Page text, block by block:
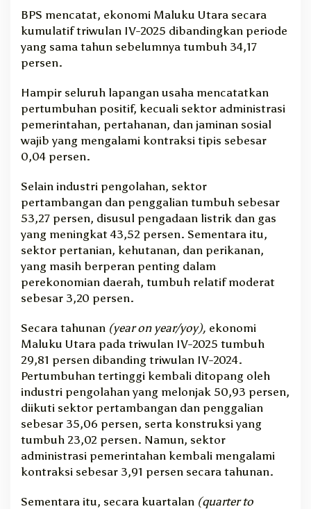
BPS mencatat, ekonomi Maluku Utara secara
kumulatif triwulan IV-2025 dibandingkan periode
yang sama tahun sebelumnya tumbuh 34,17
persen.
Hampir seluruh lapangan usaha mencatatkan
pertumbuhan positif, kecuali sektor administrasi
pemerintahan, pertahanan, dan jaminan sosial
wajib yang mengalami kontraksi tipis sebesar
0,04 persen.
Selain industri pengolahan, sektor
pertambangan dan penggalian tumbuh sebesar
53,27 persen, disusul pengadaan listrik dan gas
yang meningkat 43,52 persen. Sementara itu,
sektor pertanian, kehutanan, dan perikanan,
yang masih berperan penting dalam
perekonomian daerah, tumbuh relatif moderat
sebesar 3,20 persen.
Secara tahunan (year on year/yoy), ekonomi
Maluku Utara pada triwulan IV-2025 tumbuh
29,81 persen dibanding triwulan IV-2024.
Pertumbuhan tertinggi kembali ditopang oleh
industri pengolahan yang melonjak 50,93 persen,
diikuti sektor pertambangan dan penggalian
sebesar 35,06 persen, serta konstruksi yang
tumbuh 23,02 persen. Namun, sektor
administrasi pemerintahan kembali mengalami
kontraksi sebesar 3,91 persen secara tahunan.
Sementara itu, secara kuartalan (quarter to